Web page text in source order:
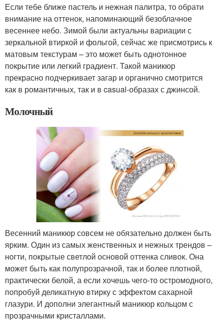
Если тебе ближе пастель и нежная палитра, то обрати
внимание на оттенок, напоминающий безоблачное
весеннее небо. Зимой были актуальны вариации с
зеркальной втиркой и фольгой, сейчас же присмотрись к
матовым текстурам – это может быть однотонное
покрытие или легкий градиент. Такой маникюр
прекрасно подчеркивает загар и органично смотрится
как в романтичных, так и в casual-образах с джинсой.
Молочный
Весенний маникюр совсем не обязательно должен быть
ярким. Один из самых женственных и нежных трендов –
ногти, покрытые светлой основой оттенка сливок. Она
может быть как полупрозрачной, так и более плотной,
практически белой, а если хочешь чего-то остромодного,
попробуй деликатную втирку с эффектом сахарной
глазури. И дополни элегантный маникюр кольцом с
прозрачными кристаллами.